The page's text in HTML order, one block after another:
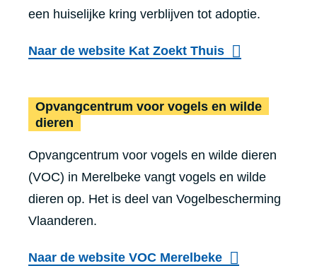
een huiselijke kring verblijven tot adoptie.
Naar de website Kat Zoekt Thuis
Opvangcentrum voor vogels en wilde
dieren
Opvangcentrum voor vogels en wilde dieren
(VOC) in Merelbeke vangt vogels en wilde
dieren op. Het is deel van Vogelbescherming
Vlaanderen.
Naar de website VOC Merelbeke